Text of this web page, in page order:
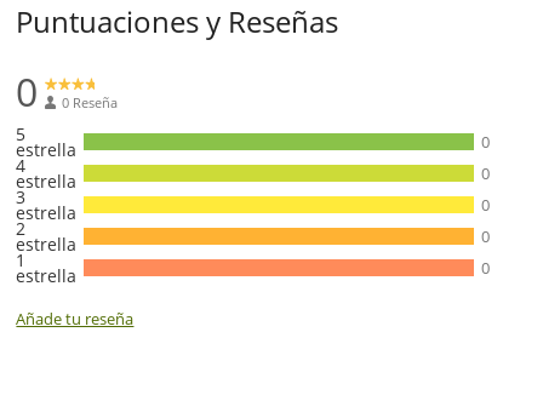
Puntuaciones y Reseñas
0 0 Reseña
5
estrella 0
4
estrella 0
3
estrella 0
2
estrella 0
1
estrella 0
Añade tu reseña